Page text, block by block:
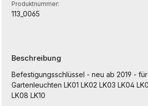
Produktnummer:
113_0065
Beschreibung
Befestigungsschlüssel - neu ab 2019 -
Gartenleuchten LK01 LK02 LK03 LK04
LK08 LK10